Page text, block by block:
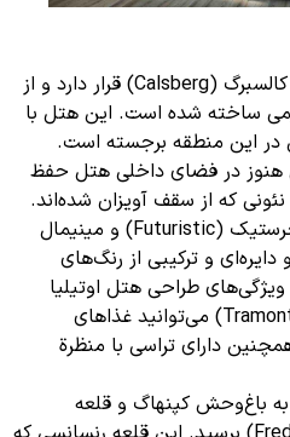
هتل اوتیلیا (Ottilia) در منطقه کالسبرگ (Calsberg) قرار دارد و از
ساخته شده است. این هتل با
در این منطقه برجسته است.
هنوز در فضای داخلی هتل حفظ
نئونی که از سقف آویزان شده‌اند.
اتاق‌های این هتل با سبک فیوچرستیک (Futuristic) و مینیمال
و ترکیبی از رنگ‌های
طراحی هتل اوتیلیا
هستند. در رستوران ترامونتو (Tramonto) می‌توانید غذاهای
دارای تراسی با منظرة
به باغ‌وحش کپنهاگ و قلعه